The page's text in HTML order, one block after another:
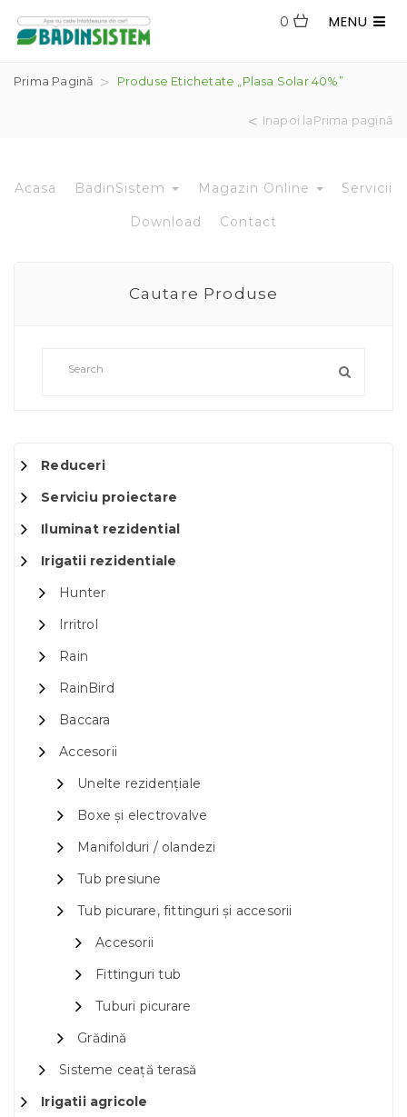
MENU
0
Prima Pagină Produse Etichetate „plasa Solar 40%”
Inapoi laPrima pagină
Acasa BadinSistem Magazin Online Servicii
Download Contact
Cautare Produse
Reduceri
Serviciu proiectare
Iluminat rezidential
Irigatii rezidentiale
Hunter
Irritrol
Rain
RainBird
Baccara
Accesorii
Unelte rezidențiale
Boxe și electrovalve
Manifolduri / olandezi
Tub presiune
Tub picurare, fittinguri și accesorii
Accesorii
Fittinguri tub
Tuburi picurare
Grădină
Sisteme ceață terasă
Irigatii agricole